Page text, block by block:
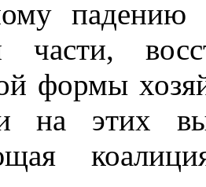
падению
части,
формы
на этих